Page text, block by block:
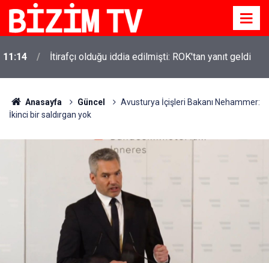
11:14 İtirafçı olduğu iddia edilmişti: ROK'tan yanıt geldi
Anasayfa Güncel
Avusturya İçişleri Bakanı Nehammer:
İkinci bir saldırgan yok